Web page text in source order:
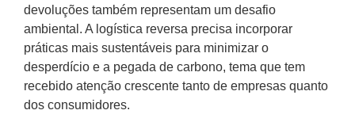
devoluções também representam um desafio
ambiental. A logística reversa precisa incorporar
práticas mais sustentáveis para minimizar o
desperdício e a pegada de carbono, tema que tem
recebido atenção crescente tanto de empresas quanto
dos consumidores.